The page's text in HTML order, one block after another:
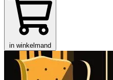
in winkelmand